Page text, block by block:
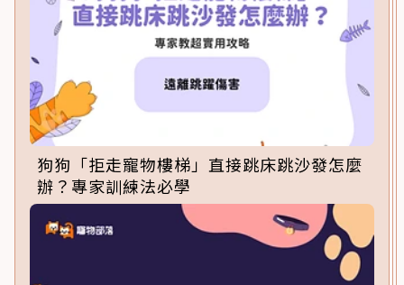
狗狗「拒走寵物樓梯」直接跳床跳沙發怎麼
辦？專家訓練法必學